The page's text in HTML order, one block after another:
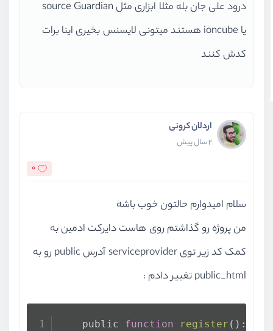
درود علی جان بله مثلا ابزاری مثل source Guardian
یا ioncube هستند میتونی لایسنس بخیری اینا برات
کدش کنند
اردلان کرونی
2 سال پیش
0
سلام امیدوارم حالتون خوب باشه
من پروژه رو گذاشتم روی هاست دایرکت ادمین به
کمک کد زیر توی serviceprovider آدرس public رو به
public_html تغییر دادم :
    public
function register ( ):